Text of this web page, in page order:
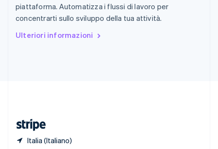
piattaforma. Automatizza i flussi di lavoro per
concentrarti sullo sviluppo della tua attività.
Ulteriori informazioni
Italia (Italiano)
Spagna
EspañolEnglish
EnglishEspañol简体中文